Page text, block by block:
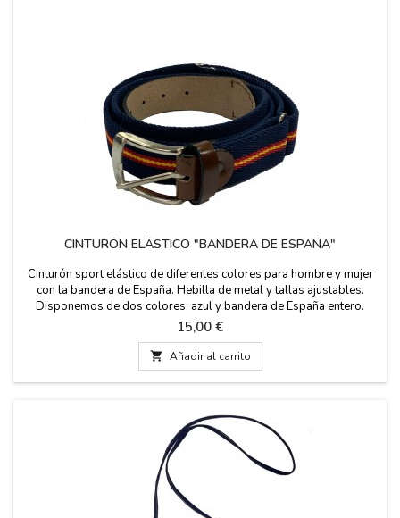
CINTURÓN ELÁSTICO "BANDERA DE ESPAÑA"
Cinturón sport elástico de diferentes colores para hombre y mujer
con la bandera de España. Hebilla de metal y tallas ajustables.
Disponemos de dos colores: azul y bandera de España entero.
Fabricado en España. Ancho: de 3,5 cm
Precio
15,00 €
 Añadir al carrito